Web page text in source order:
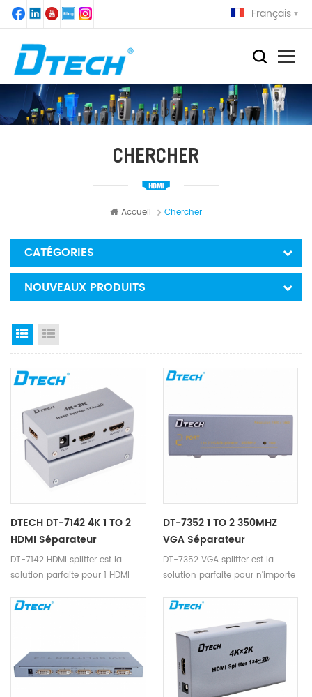
Français
CHERCHER
Accueil Chercher
CATÉGORIES
NOUVEAUX PRODUITS
Grid View
DTECH DT-7142 4K 1 TO 2
HDMI Séparateur
DT-7142 HDMI splitter est la
solution parfaite pour 1 HDMI
DT-7352 1 TO 2 350MHZ
VGA Séparateur
DT-7352 VGA splitter est la
solution parfaite pour n'importe
vidéo à 2 écrans.